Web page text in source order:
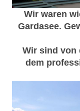
Wir waren
Gardasee.
Wir sind von
dem